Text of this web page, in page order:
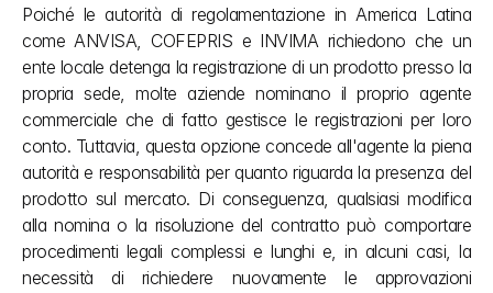
Poiché le autorità di regolamentazione in America Latina
come ANVISA, COFEPRIS e INVIMA richiedono che un
ente locale detenga la registrazione di un prodotto presso la
propria sede, molte aziende nominano il proprio agente
commerciale che di fatto gestisce le registrazioni per loro
conto. Tuttavia, questa opzione concede all'agente la piena
autorità e responsabilità per quanto riguarda la presenza del
prodotto sul mercato. Di conseguenza, qualsiasi modifica
alla nomina o la risoluzione del contratto può comportare
procedimenti legali complessi e lunghi e, in alcuni casi, la
necessità di richiedere nuovamente le approvazioni